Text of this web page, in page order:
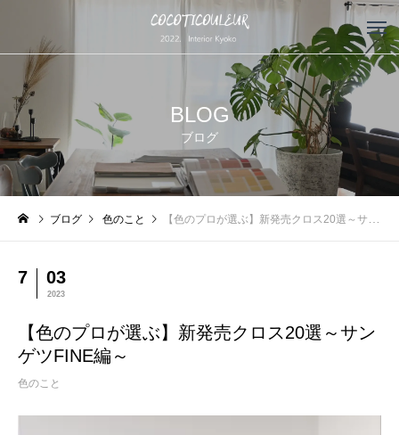
BLOG
ブログ
ブログ 色のこと 【色のプロが選ぶ】新発売クロス20選～サンゲツFINE編～
7 03
2023
【色のプロが選ぶ】新発売クロス20選～サン
ゲツFINE編～
色のこと